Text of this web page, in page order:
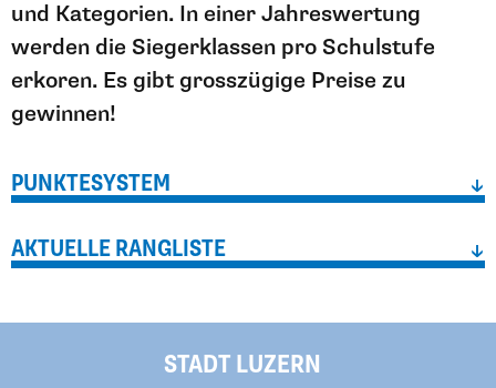
und Kategorien. In einer Jahreswertung
werden die Siegerklassen pro Schulstufe
erkoren. Es gibt grosszügige Preise zu
gewinnen!
PUNKTESYSTEM ↓
AKTUELLE RANGLISTE ↓
STADT LUZERN